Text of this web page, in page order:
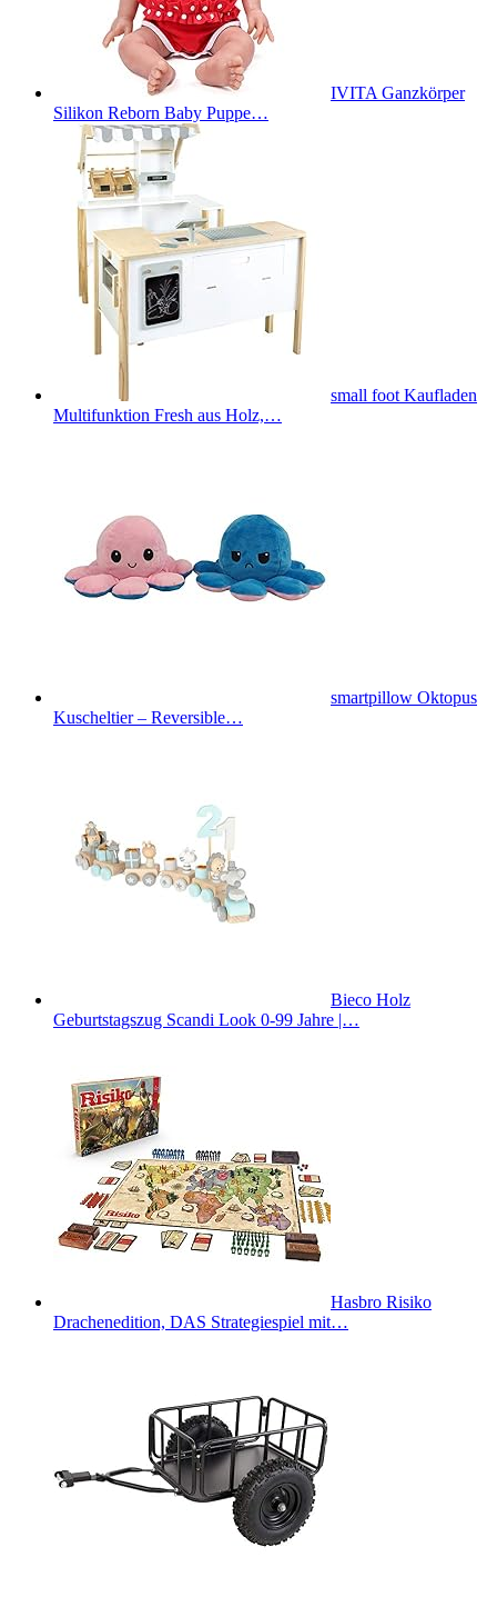
IVITA Ganzkörper
Silikon Reborn Baby Puppe…
small foot Kaufladen
Multifunktion Fresh aus Holz,…
smartpillow Oktopus
Kuscheltier – Reversible…
Bieco Holz
Geburtstagszug Scandi Look 0-99 Jahre |…
Hasbro Risiko
Drachenedition, DAS Strategiespiel mit…